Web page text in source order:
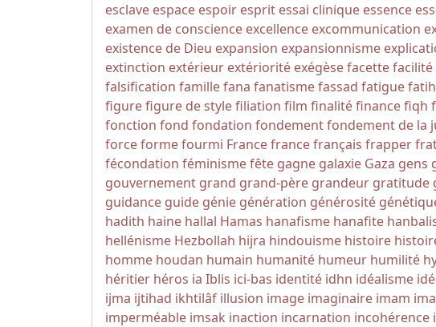
esclave espace espoir esprit essai clinique essence
examen de conscience excellence excommunication
existence de Dieu expansion expansionnisme
extinction extérieur extériorité exégèsefacettefacilité
falsification famillefana fanatismefassad fatigue
figurefigure de stylefiliation film finalitéfinancefiqh
fonction fond fondation fondementfondement de la
forceformefourmi Francefrancefrançais frapper
fécondation féminismefête gagne galaxie Gaza gens
gouvernement grand grand-père grandeur gratitude
guidance guide génie génération générosité
hadith haine hallal Hamas hanafisme hanafite
hellénisme Hezbollah hijra hindouisme histoire
homme houdan humain humanité humeur humilité
héritier héros ia Iblis ici-bas identité idhn idéalisme
ijma ijtihad ikhtilâf illusion image imaginaire imam
imperméable imsak inaction incarnation incohérence